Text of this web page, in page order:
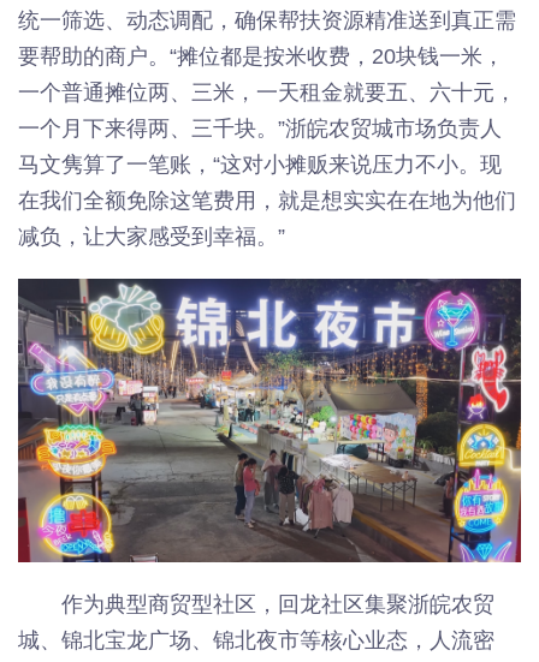
统一筛选、动态调配，确保帮扶资源精准送到真正需
要帮助的商户。“摊位都是按米收费，20块钱一米，
一个普通摊位两、三米，一天租金就要五、六十元，
一个月下来得两、三千块。”浙皖农贸城市场负责人
马文隽算了一笔账，“这对小摊贩来说压力不小。现
在我们全额免除这笔费用，就是想实实在在地为他们
减负，让大家感受到幸福。”
作为典型商贸型社区，回龙社区集聚浙皖农贸
城、锦北宝龙广场、锦北夜市等核心业态，人流密